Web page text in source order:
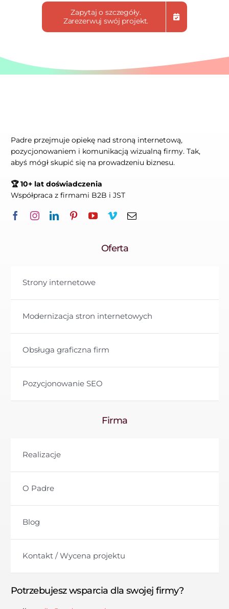
Zapytaj o szczegóły.
Zarezerwuj swój projekt.
Padre przejmuje opiekę nad stroną internetową,
pozycjonowaniem i komunikacją wizualną firmy. Tak,
abyś mógł skupić się na prowadzeniu biznesu.
🏆 10+ lat doświadczenia
Współpraca z firmami B2B i JST
Oferta
Strony internetowe
Modernizacja stron internetowych
Obsługa graficzna firm
Pozycjonowanie SEO
Firma
Realizacje
O Padre
Blog
Kontakt / Wycena projektu
Potrzebujesz wsparcia dla swojej firmy?